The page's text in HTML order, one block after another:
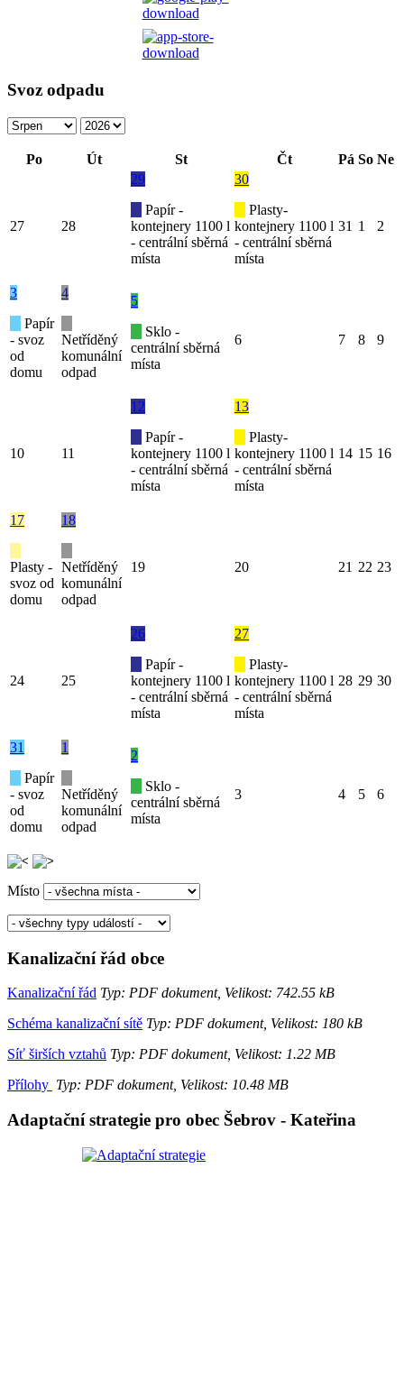
Svoz odpadu
Po Út St Čt Pá So Ne
27 28
29
Papír -
kontejnery 1100 l
- centrální sběrná
místa
30
Plasty-
kontejnery 1100 l
- centrální sběrná
místa
31 1 2
3
Papír
- svoz
od
domu
4
Netříděný
komunální
odpad
5
Sklo -
centrální sběrná
místa
6 7 8 9
10 11
12
Papír -
kontejnery 1100 l
- centrální sběrná
místa
13
Plasty-
kontejnery 1100 l
- centrální sběrná
místa
14 15 16
17
Plasty -
svoz od
domu
18
Netříděný
komunální
odpad
19 20 21 22 23
24 25
26
Papír -
kontejnery 1100 l
- centrální sběrná
místa
27
Plasty-
kontejnery 1100 l
- centrální sběrná
místa
28 29 30
31
Papír
- svoz
od
domu
1
Netříděný
komunální
odpad
2
Sklo -
centrální sběrná
místa
3 4 5 6
Místo
Kanalizační řád obce
Kanalizační řád Typ: PDF dokument, Velikost: 742.55 kB
Schéma kanalizační sítě Typ: PDF dokument, Velikost: 180 kB
Síť širších vztahů Typ: PDF dokument, Velikost: 1.22 MB
Přílohy Typ: PDF dokument, Velikost: 10.48 MB
Adaptační strategie pro obec Šebrov - Kateřina